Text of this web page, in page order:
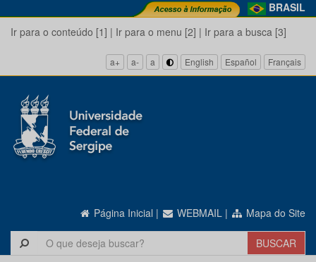
BRASIL
Ir para o conteúdo [1] | Ir para o menu [2] | Ir para a busca [3]
a+ a- a English Español Français
Página Inicial | WEBMAIL | Mapa do Site